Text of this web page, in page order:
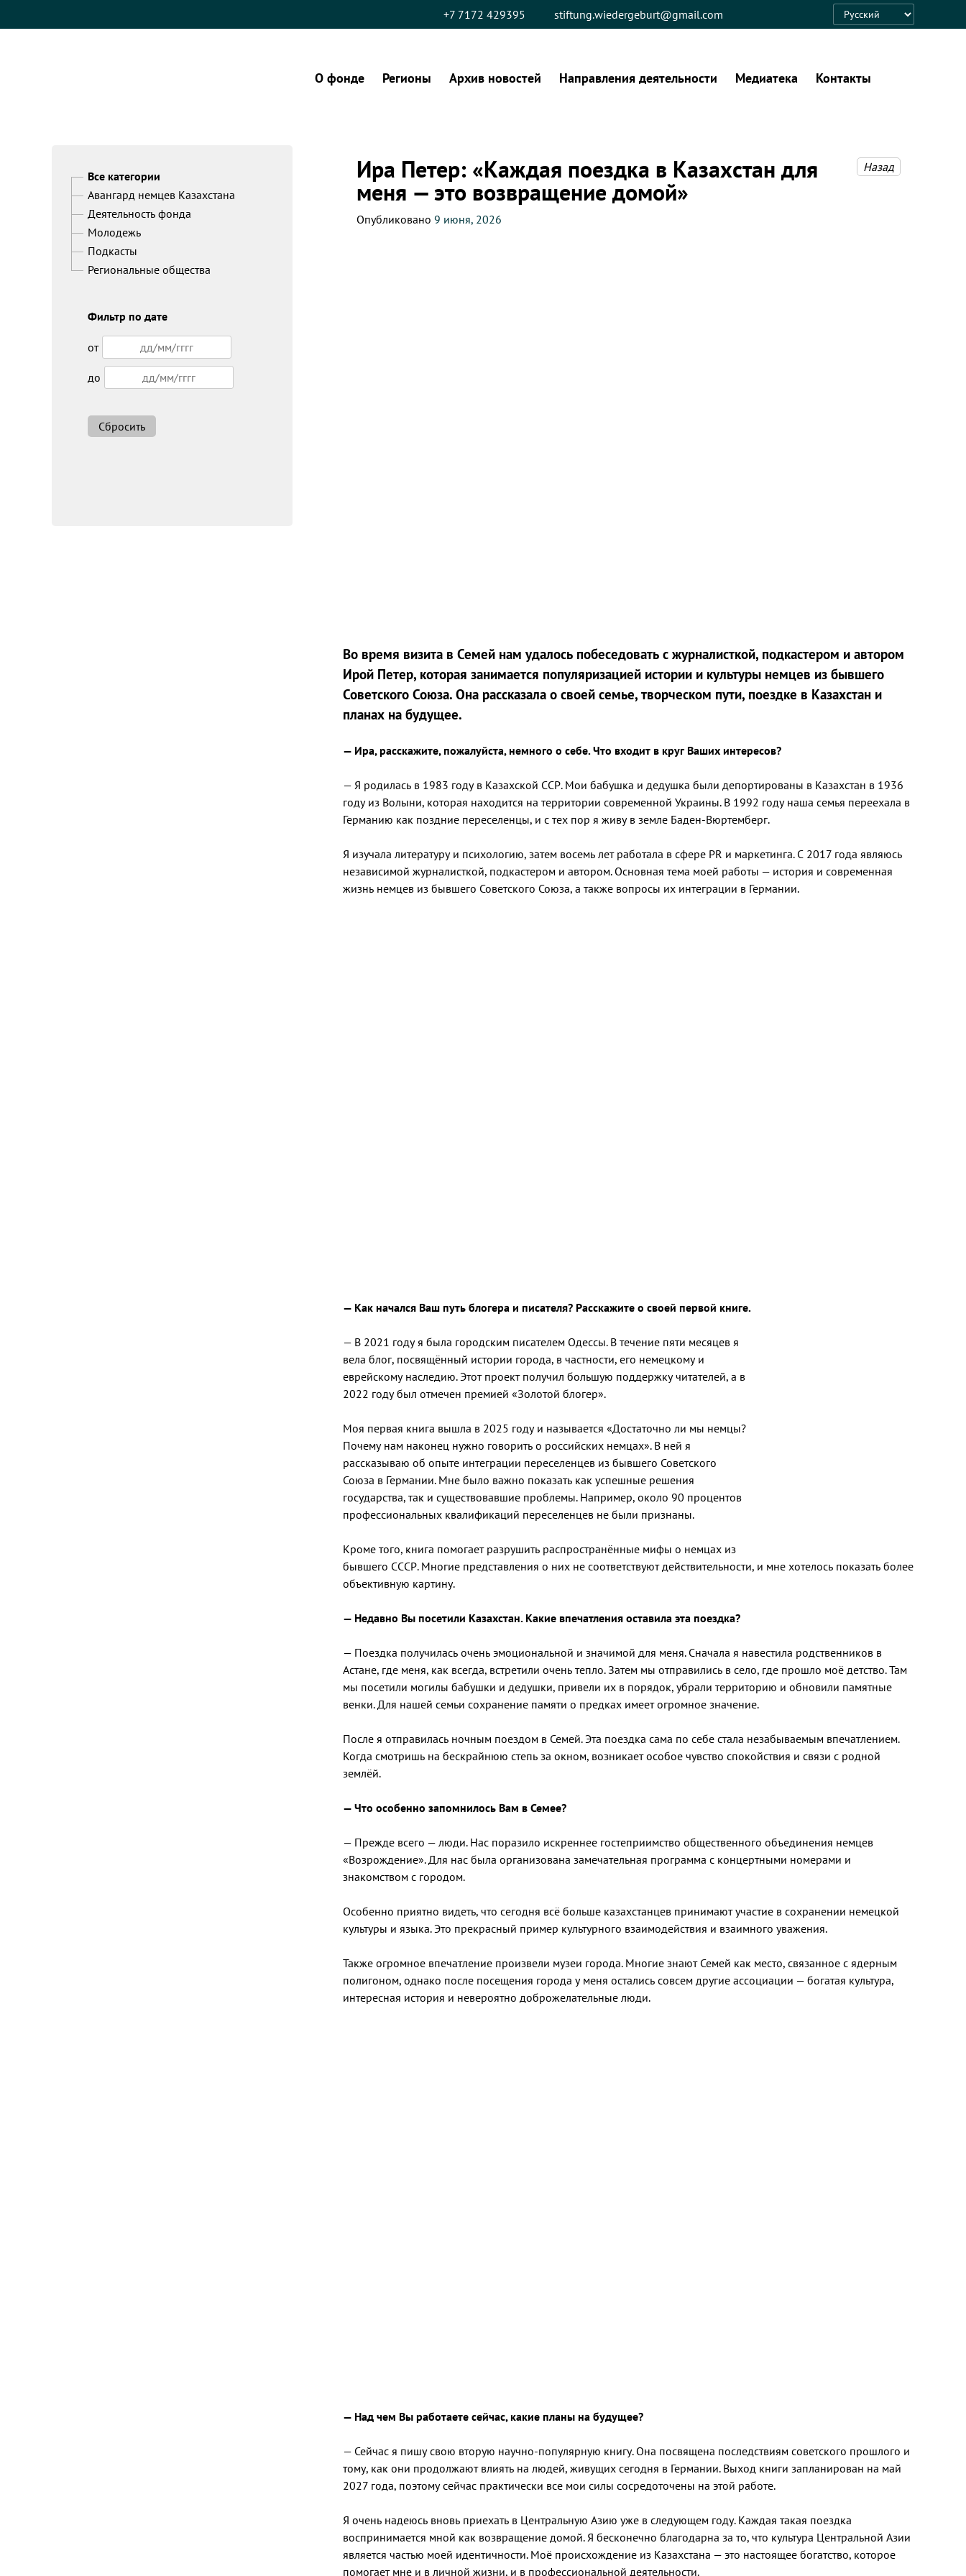
+7 7172 429395 stiftung.wiedergeburt@gmail.com
Language
О фонде Регионы Архив новостей Направления деятельности Медиатека Контакты
Ира Петер: «Каждая поездка в Казахстан для
меня — это возвращение домой»
Назад
Опубликовано9 июня, 2026
Во время визита в Семей нам удалось побеседовать с журналисткой, подкастером и автором
Ирой Петер, которая занимается популяризацией истории и культуры немцев из бывшего
Советского Союза. Она рассказала о своей семье, творческом пути, поездке в Казахстан и
планах на будущее.
— Ира, расскажите, пожалуйста, немного о себе. Что входит в круг Ваших интересов?
— Я родилась в 1983 году в Казахской ССР. Мои бабушка и дедушка были депортированы в Казахстан в 1936
году из Волыни, которая находится на территории современной Украины. В 1992 году наша семья переехала в
Германию как поздние переселенцы, и с тех пор я живу в земле Баден-Вюртемберг.
Я изучала литературу и психологию, затем восемь лет работала в сфере PR и маркетинга. С 2017 года являюсь
независимой журналисткой, подкастером и автором. Основная тема моей работы — история и современная
жизнь немцев из бывшего Советского Союза, а также вопросы их интеграции в Германии.
— Как начался Ваш путь блогера и писателя? Расскажите о своей первой книге.
— В 2021 году я была городским писателем Одессы. В течение пяти месяцев я
вела блог, посвящённый истории города, в частности, его немецкому и
еврейскому наследию. Этот проект получил большую поддержку читателей, а в
2022 году был отмечен премией «Золотой блогер».
Моя первая книга вышла в 2025 году и называется «Достаточно ли мы немцы?
Почему нам наконец нужно говорить о российских немцах». В ней я
рассказываю об опыте интеграции переселенцев из бывшего Советского
Союза в Германии. Мне было важно показать как успешные решения
государства, так и существовавшие проблемы. Например, около 90 процентов
профессиональных квалификаций переселенцев не были признаны.
Кроме того, книга помогает разрушить распространённые мифы о немцах из
бывшего СССР. Многие представления о них не соответствуют действительности, и мне хотелось показать более
объективную картину.
— Недавно Вы посетили Казахстан. Какие впечатления оставила эта поездка?
— Поездка получилась очень эмоциональной и значимой для меня. Сначала я навестила родственников в
Астане, где меня, как всегда, встретили очень тепло. Затем мы отправились в село, где прошло моё детство. Там
мы посетили могилы бабушки и дедушки, привели их в порядок, убрали территорию и обновили памятные
венки. Для нашей семьи сохранение памяти о предках имеет огромное значение.
После я отправилась ночным поездом в Семей. Эта поездка сама по себе стала незабываемым впечатлением.
Когда смотришь на бескрайнюю степь за окном, возникает особое чувство спокойствия и связи с родной
землёй.
— Что особенно запомнилось Вам в Семее?
— Прежде всего — люди. Нас поразило искреннее гостеприимство общественного объединения немцев
«Возрождение». Для нас была организована замечательная программа с концертными номерами и
знакомством с городом.
Особенно приятно видеть, что сегодня всё больше казахстанцев принимают участие в сохранении немецкой
культуры и языка. Это прекрасный пример культурного взаимодействия и взаимного уважения.
Также огромное впечатление произвели музеи города. Многие знают Семей как место, связанное с ядерным
полигоном, однако после посещения города у меня остались совсем другие ассоциации — богатая культура,
интересная история и невероятно доброжелательные люди.
— Над чем Вы работаете сейчас, какие планы на будущее?
— Сейчас я пишу свою вторую научно-популярную книгу. Она посвящена последствиям советского прошлого и
тому, как они продолжают влиять на людей, живущих сегодня в Германии. Выход книги запланирован на май
2027 года, поэтому сейчас практически все мои силы сосредоточены на этой работе.
Я очень надеюсь вновь приехать в Центральную Азию уже в следующем году. Каждая такая поездка
воспринимается мной как возвращение домой. Я бесконечно благодарна за то, что культура Центральной Азии
является частью моей идентичности. Моё происхождение из Казахстана — это настоящее богатство, которое
помогает мне и в личной жизни, и в профессиональной деятельности.
Все категории
Авангард немцев Казахстана
Деятельность фонда
Молодежь
Подкасты
Региональные общества
Фильтр по дате
от
до
Сбросить